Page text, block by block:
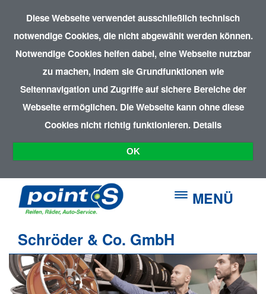
Diese Webseite verwendet ausschließlich technisch
notwendige Cookies, die nicht abgewählt werden können.
Notwendige Cookies helfen dabei, eine Webseite nutzbar
zu machen, indem sie Grundfunktionen wie
Seitennavigation und Zugriffe auf sichere Bereiche der
Webseite ermöglichen. Die Webseite kann ohne diese
Cookies nicht richtig funktionieren. Details
OK
MENÜ
Schröder & Co. GmbH